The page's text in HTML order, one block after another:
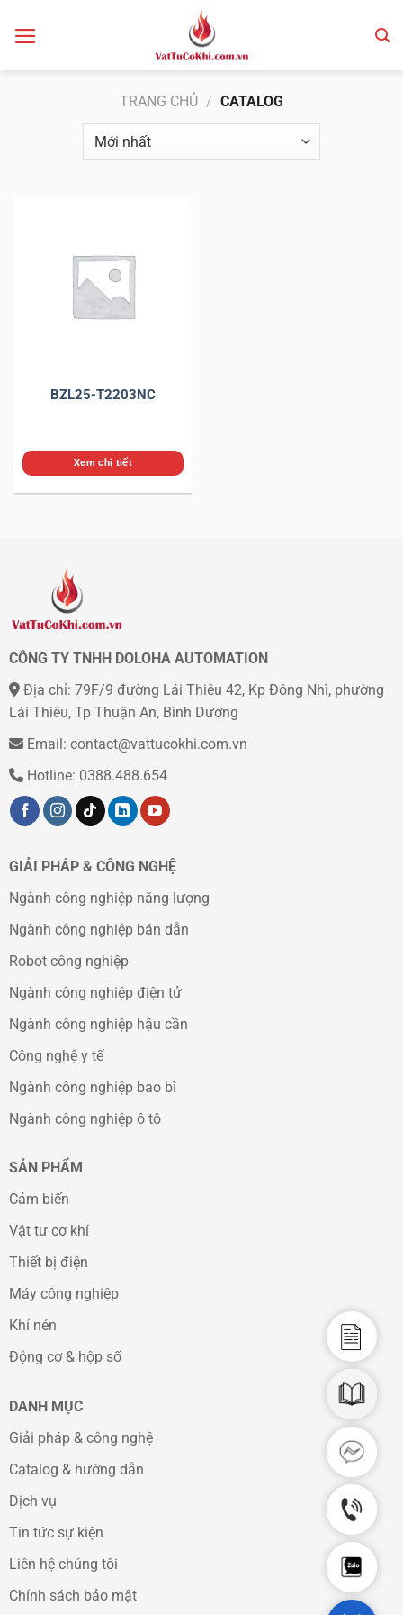
qua
TRANG CHỦ / CATALOG
BZL25-T2203NC
Xem chi tiết
CÔNG TY TNHH DOLOHA AUTOMATION
Địa chỉ: 79F/9 đường Lái Thiêu 42, Kp Đông Nhì, phường
Lái Thiêu, Tp Thuận An, Bình Dương
Email: contact@vattucokhi.com.vn
Hotline: 0388.488.654
GIẢI PHÁP & CÔNG NGHỆ
Ngành công nghiệp năng lượng
Ngành công nghiệp bán dẫn
Robot công nghiệp
Ngành công nghiệp điện tử
Ngành công nghiệp hậu cần
Công nghệ y tế
Ngành công nghiệp bao bì
Ngành công nghiệp ô tô
SẢN PHẨM
Cảm biến
Vật tư cơ khí
Thiết bị điện
Máy công nghiệp
Khí nén
Động cơ & hộp số
DANH MỤC
Giải pháp & công nghệ
Catalog & hướng dẫn
Dịch vụ
Tin tức sự kiện
Liên hệ chúng tôi
Chính sách bảo mật
CAD
Chat